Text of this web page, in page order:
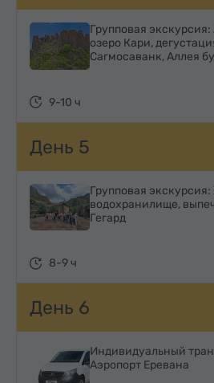
Групповая
озеро Кари,
Сагмосаванк, Аллея
9-10 ч
День 5
Групповая
водохранилище,
Гегард
8-9 ч
День 6
Индивидуальный
Аэропорт Еревана